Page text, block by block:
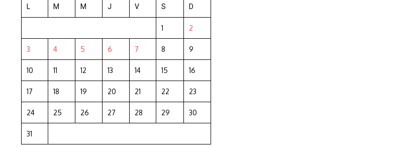
L M M J V S D
1 2
3 4 5 6 7 8 9
10 11 12 13 14 15 16
17 18 19 20 21 22 23
24 25 26 27 28 29 30
31